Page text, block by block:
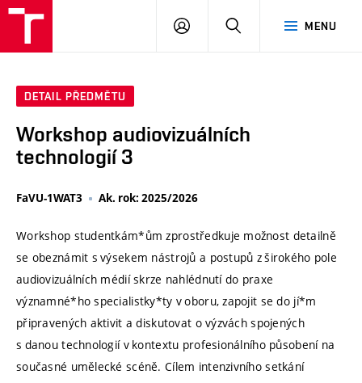
MENU
PŘIHLÁSIT
DETAIL PŘEDMĚTU
Workshop audiovizuálních
technologií 3
FaVU-1WAT3 Ak. rok: 2025/2026
Workshop studentkám*ům zprostředkuje možnost detailně
se obeznámit s výsekem nástrojů a postupů z širokého pole
audiovizuálních médií skrze nahlédnutí do praxe
významné*ho specialistky*ty v oboru, zapojit se do jí*m
připravených aktivit a diskutovat o výzvách spojených
s danou technologií v kontextu profesionálního působení na
současné umělecké scéně. Cílem intenzivního setkání